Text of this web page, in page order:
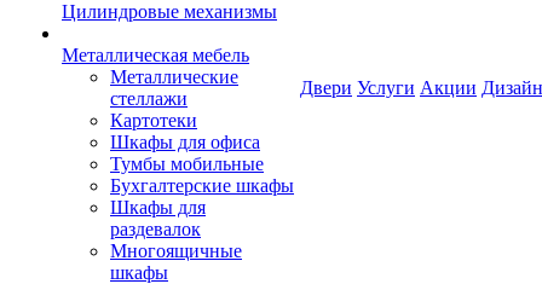
Цилиндровые механизмы
Металлическая мебель
Металлические
стеллажи
Картотеки
Шкафы для офиса
Тумбы мобильные
Бухгалтерские шкафы
Шкафы для
раздевалок
Многоящичные
шкафы
Двери Услуги Акции